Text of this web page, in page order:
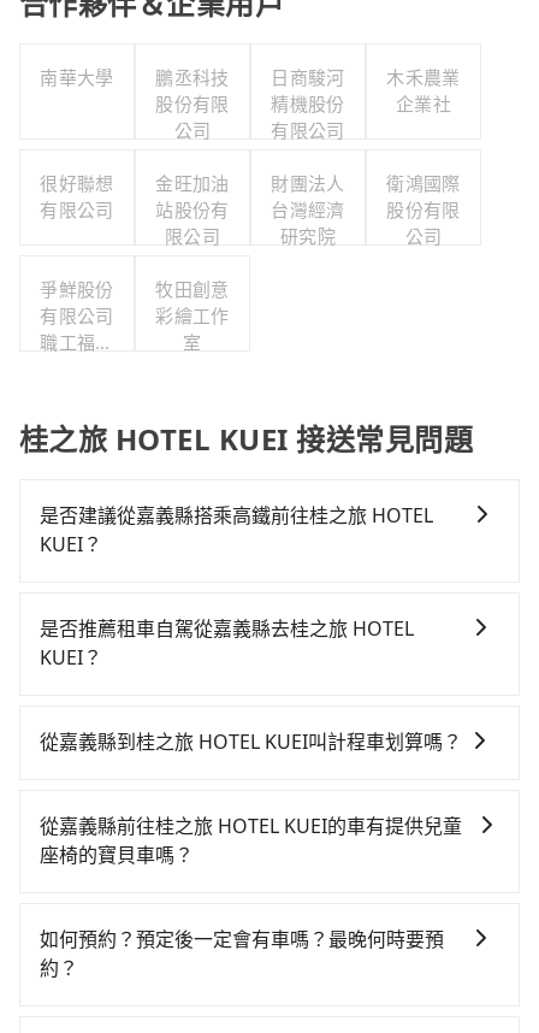
南華大學
鵬丞科技
股份有限
公司
日商駿河
精機股份
有限公司
木禾農業
企業社
很好聯想
有限公司
金旺加油
站股份有
限公司
財團法人
台灣經濟
研究院
衛鴻國際
股份有限
公司
爭鮮股份
有限公司
職工福利
牧田創意
彩繪工作
室
桂之旅 HOTEL KUEI 接送常見問題
是否建議從嘉義縣搭乘高鐵前往桂之旅 HOTEL
KUEI？
貴、費時，且難叫計程車前往高鐵站！從最早06:21一直
到23:27，嘉義-台中一天最多有60班次高鐵可搭乘。假
後，步行進站、現場購票並於月台排隊的時間約15分
待車站前排班的計程車，搭上小黃後約花20分鐘、車費
300元後，抵達桂之旅 HOTEL KUEI (台中市西屯區) 的
領有合法執照的計程車僅有300多輛，計程車的密度為雙
北的0.4%，換句話說，臨時要叫小黃的難度是雙北大城
是否推薦租車自駕從嘉義縣去桂之旅 HOTEL
KUEI？
時不需要閉目養神（因為要自己開車），最重要的是你
$115~205承租小轎車，每公里再額外加收$3.2，從嘉義
縣（阿里山鄉）到桂之旅 HOTEL KUEI的花費預估為
時40元路邊停車費用預估進去，但額外的汽車保險與可
能的罰單都需自付。再者，和運的iRent只提供最基本的
從嘉義縣到桂之旅 HOTEL KUEI叫計程車划算嗎？
灣大車隊。依照里程跳錶計算，價格約為3,435~5,200元
間，但如改預約tripool可省高達$1,000。但如果你無法
要臨時叫到小黃的難度是台北或新北的200倍之多。再加
上嘉義縣有些計程車司機不按錶計費，約有47%會採現
從嘉義縣前往桂之旅 HOTEL KUEI的車有提供兒童
座椅的寶貝車嗎？
繫好安全帶，如四歲以下或身高不足的幼童無法正常綁
安全帶，則需使用嬰兒/兒童座椅或輔以增高墊。如有幼
如何預約？預定後一定會有車嗎？最晚何時要預
約？